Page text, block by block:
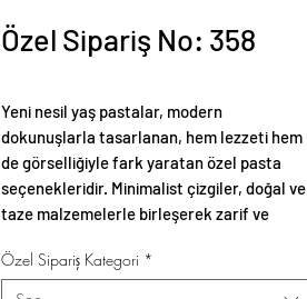
Özel Sipariş No: 358
Yeni nesil yaş pastalar, modern
dokunuşlarla tasarlanan, hem lezzeti hem
de görselliğiyle fark yaratan özel pasta
seçenekleridir. Minimalist çizgiler, doğal ve
taze malzemelerle birleşerek zarif ve
Özel Sipariş Kategori *